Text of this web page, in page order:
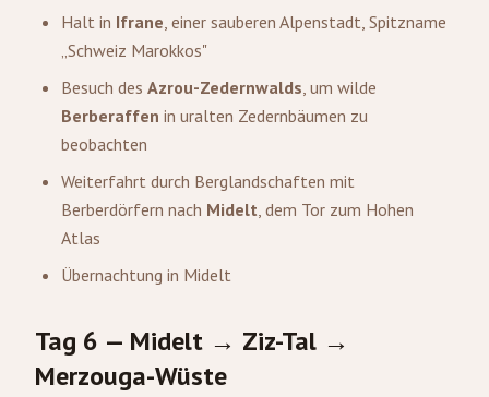
Halt in Ifrane, einer sauberen Alpenstadt, Spitzname
„Schweiz Marokkos"
Besuch des Azrou-Zedernwalds, um wilde
Berberaffen in uralten Zedernbäumen zu
beobachten
Weiterfahrt durch Berglandschaften mit
Berberdörfern nach Midelt, dem Tor zum Hohen
Atlas
Übernachtung in Midelt
Tag 6 — Midelt → Ziz-Tal →
Merzouga-Wüste